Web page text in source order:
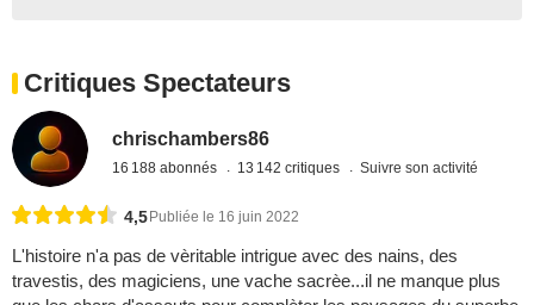
Critiques Spectateurs
chrischambers86
16 188 abonnés 13 142 critiques Suivre son activité
4,5 Publiée le 16 juin 2022
L'histoire n'a pas de vèritable intrigue avec des nains, des
travestis, des magiciens, une vache sacrèe...il ne manque plus